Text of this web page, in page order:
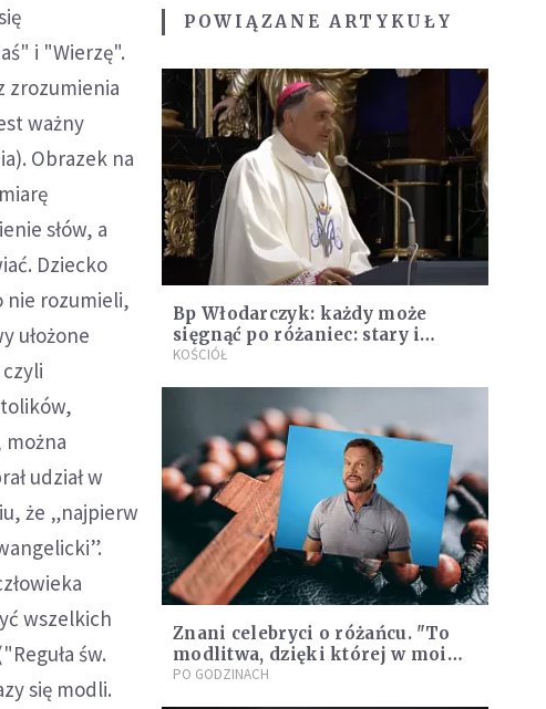
i "Wierzę".
zrozumienia
ważny
Obrazek na
słów, a
Dziecko
nie rozumieli,
ułożone
można
udział w
że „najpierw
wszelkich
św.
się modli.
POWIĄZANE ARTYKUŁY
Bp Włodarczyk: każdy może
sięgnąć po różaniec: stary i
młody, zdrowy i chory
KOŚCIÓŁ
Znani celebryci o różańcu. "To
modlitwa, dzięki której w moim
życiu dzieją się cuda"
PO GODZINACH